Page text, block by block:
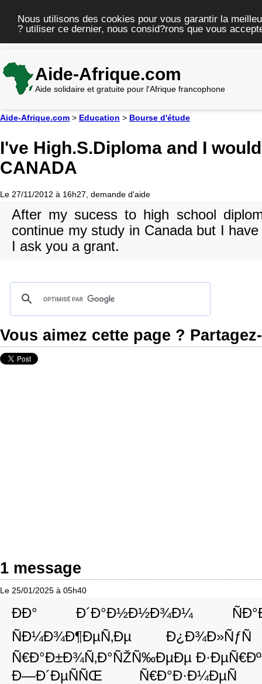
Nous utilisons des cookies pour vous garantir la
? utiliser ce dernier, nous consid?rons que vous
Aide-Afrique.com
Aide solidaire et gratuite pour l'Afrique francophone
Aide-Afrique.com > Education > Bourse d'étude
I've High.S.Diploma and I
CANADA
Le 27/11/2012 à 16h27, demande d'aide
After my sucess to high school
continue my study in Canada but I
I ask you a grant.
Vous aimez cette page ?
1 message
Le 25/01/2025 à 05h40
ÐÐ° Ð´Ð°Ð½Ð½Ð¾Ð¼
ÑÐ¼Ð¾Ð¶ÐµÑ‚Ðµ
Ñ€Ð°Ð±Ð¾Ñ‚Ð°ÑŽÑ‰ÐµÐµ
Ð—Ð´ÐµÑÑŒ